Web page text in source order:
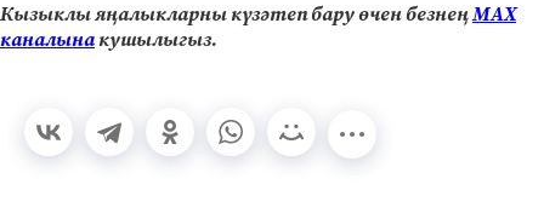
Кызыклы яңалыкларны күзәтеп бару өчен безнеңМАХ
каналынакушылыгыз.